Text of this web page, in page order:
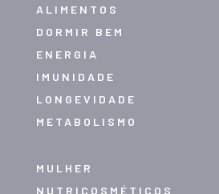
ALIMENTOS
DORMIR BEM
ENERGIA
IMUNIDADE
LONGEVIDADE
METABOLISMO
MULHER
NUTRICOSMÉTICOS